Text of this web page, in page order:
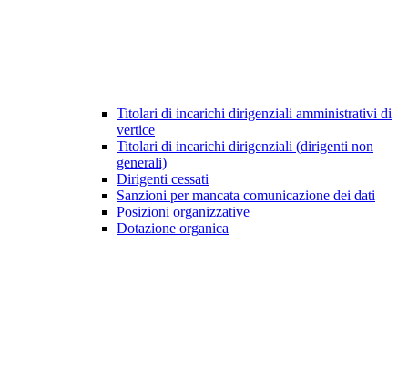
Titolari di incarichi dirigenziali amministrativi di
vertice
Titolari di incarichi dirigenziali (dirigenti non
generali)
Dirigenti cessati
Sanzioni per mancata comunicazione dei dati
Posizioni organizzative
Dotazione organica